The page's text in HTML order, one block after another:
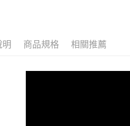
明 商品規格 相關推薦